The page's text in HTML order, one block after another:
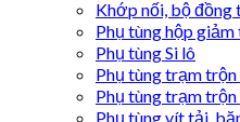
Khớp nối, bộ đồng
Phụ tùng hộp
Phụ tùng Si lô
Phụ tùng trạm
Phụ tùng trạm trộn
Phụ tùng vít tải,